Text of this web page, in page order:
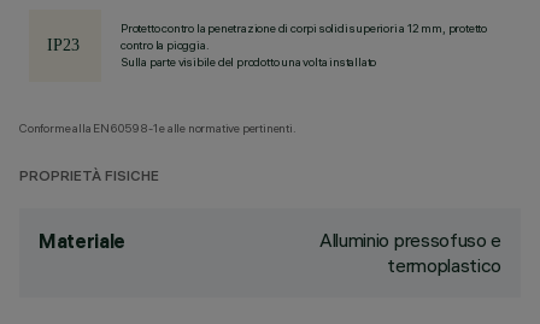
Protetto contro la penetrazione di corpi solidi superiori a 12 mm, protetto
contro la pioggia.
Sulla parte visibile del prodotto una volta installato
Conforme alla EN60598-1 e alle normative pertinenti.
PROPRIETÀ FISICHE
Materiale
Alluminio pressofuso e
termoplastico